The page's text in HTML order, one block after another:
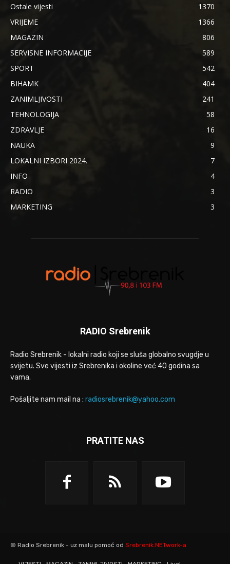
Ostale vijesti
1370
VRIJEME
1366
MAGAZIN
806
SERVISNE INFORMACIJE
589
SPORT
542
BIHAMK
404
ZANIMLJIVOSTI
241
TEHNOLOGIJA
58
ZDRAVLJE
16
NAUKA
9
LOKALNI IZBORI 2024.
7
INFO
4
RADIO
3
MARKETING
3
RADIO Srebrenik
Radio Srebrenik - lokalni radio koji se sluša globalno svugdje u
svijetu. Sve vijesti iz Srebrenika i okoline već 40 godina sa
vama.
Pošaljite nam mail na : radiosrebrenik@yahoo.com
PRATITE NAS
© Radio Srebrenik - uz malu pomoć od Srebrenik.NETwork-a